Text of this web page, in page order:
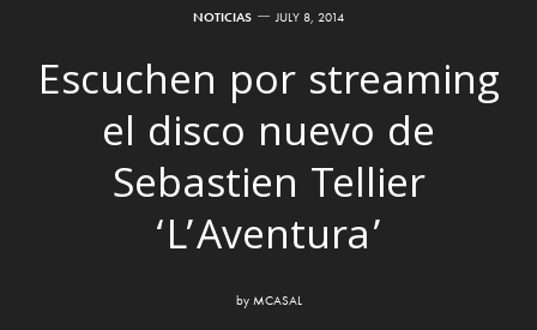
NOTICIAS JULY 8, 2014
Escuchen por streaming
el disco nuevo de
Sebastien Tellier
‘L’Aventura’
by MCASAL